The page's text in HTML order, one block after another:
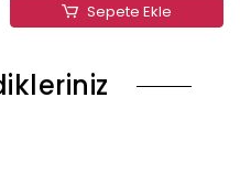
Sepete Ekle